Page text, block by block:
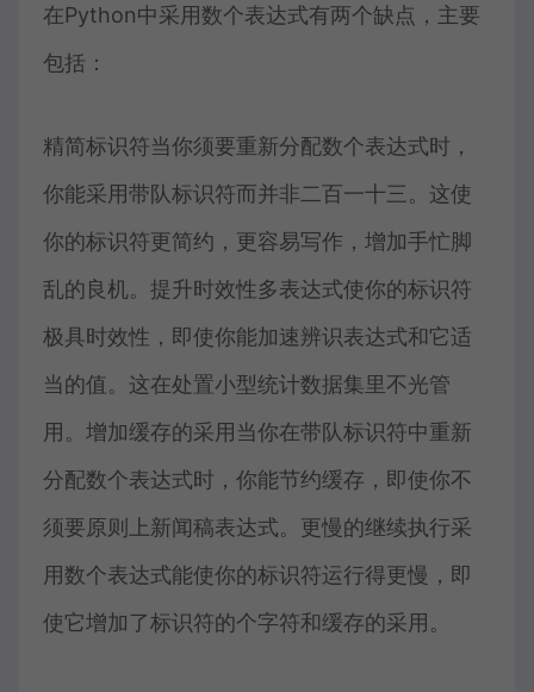
在Python中采用数个表达式有两个缺点，主要
包括：
精简标识符当你须要重新分配数个表达式时，
你能采用带队标识符而并非二百一十三。这使
你的标识符更简约，更容易写作，增加手忙脚
乱的良机。提升时效性多表达式使你的标识符
极具时效性，即使你能加速辨识表达式和它适
当的值。这在处置小型统计数据集里不光管
用。增加缓存的采用当你在带队标识符中重新
分配数个表达式时，你能节约缓存，即使你不
须要原则上新闻稿表达式。更慢的继续执行采
用数个表达式能使你的标识符运行得更慢，即
使它增加了标识符的个字符和缓存的采用。